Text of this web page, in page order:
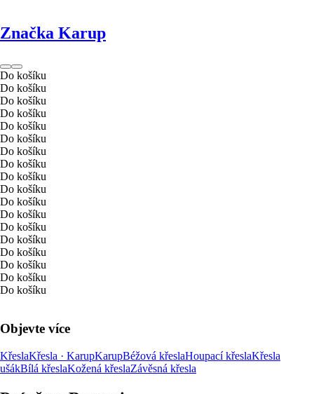
Značka Karup
Do košíku
Do košíku
Do košíku
Do košíku
Do košíku
Do košíku
Do košíku
Do košíku
Do košíku
Do košíku
Do košíku
Do košíku
Do košíku
Do košíku
Do košíku
Do košíku
Do košíku
Do košíku
Objevte více
KřeslaKřesla · KarupKarupBéžová křeslaHoupací křeslaKřesla
ušákBílá křeslaKožená křeslaZávěsná křesla